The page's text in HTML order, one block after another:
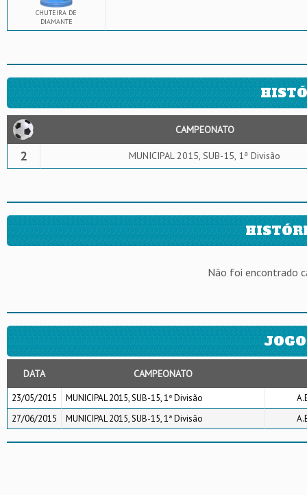
CHUTEIRA DE
DIAMANTE
CAMPEONATO
2 MUNICIPAL 2015, SUB-15, 1ª Divisão
Não foi encontrado
DATA CAMPEONATO
23/05/2015 MUNICIPAL 2015, SUB-15, 1ª Divisão
27/06/2015
MUNICIPAL 2015, SUB-15, 1ª Divisão